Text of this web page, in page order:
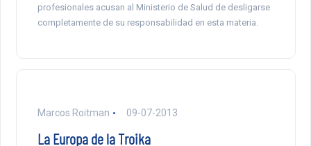
profesionales acusan al Ministerio de Salud de desligarse
completamente de su responsabilidad en esta materia.
Marcos Roitman 09-07-2013
La Europa de la Troika